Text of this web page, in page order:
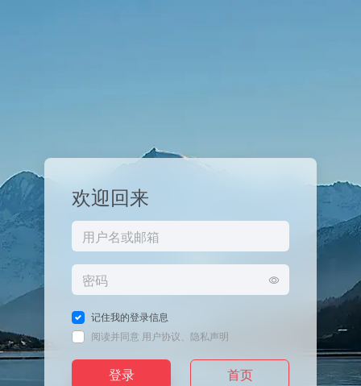
欢迎回来
记住我的登录信息
阅读并同意 用户协议 隐私声明
登录 首页